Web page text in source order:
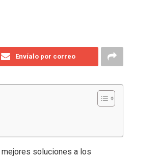
Envíalo por correo
soluciones a los